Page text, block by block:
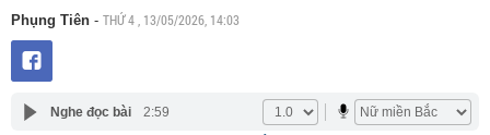
Phụng Tiên - THỨ 4 , 13/05/2026, 14:03
Nghe đọc bài 2:59